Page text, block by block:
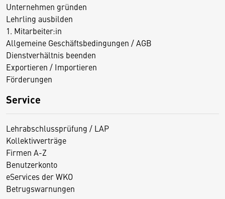
Unternehmen gründen
Lehrling ausbilden
1. Mitarbeiter:in
Allgemeine Geschäftsbedingungen / AGB
Dienstverhältnis beenden
Exportieren / Importieren
Förderungen
Service
Lehrabschlussprüfung / LAP
Kollektivverträge
Firmen A-Z
Benutzerkonto
eServices der WKO
Betrugswarnungen